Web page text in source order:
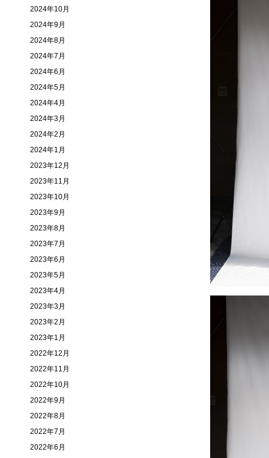
2024年10月
2024年9月
2024年8月
2024年7月
2024年6月
2024年5月
2024年4月
2024年3月
2024年2月
2024年1月
2023年12月
2023年11月
2023年10月
2023年9月
2023年8月
2023年7月
2023年6月
2023年5月
2023年4月
2023年3月
2023年2月
2023年1月
2022年12月
2022年11月
2022年10月
2022年9月
2022年8月
2022年7月
2022年6月